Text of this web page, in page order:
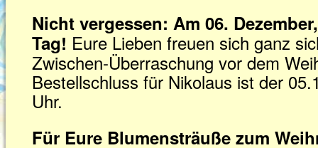
Nicht vergessen: Am 06.
Tag! Eure Lieben freuen sich ganz
Zwischen-Überraschung vor dem
Bestellschluss für Nikolaus ist der
Uhr.
Für Eure Blumensträuße zum